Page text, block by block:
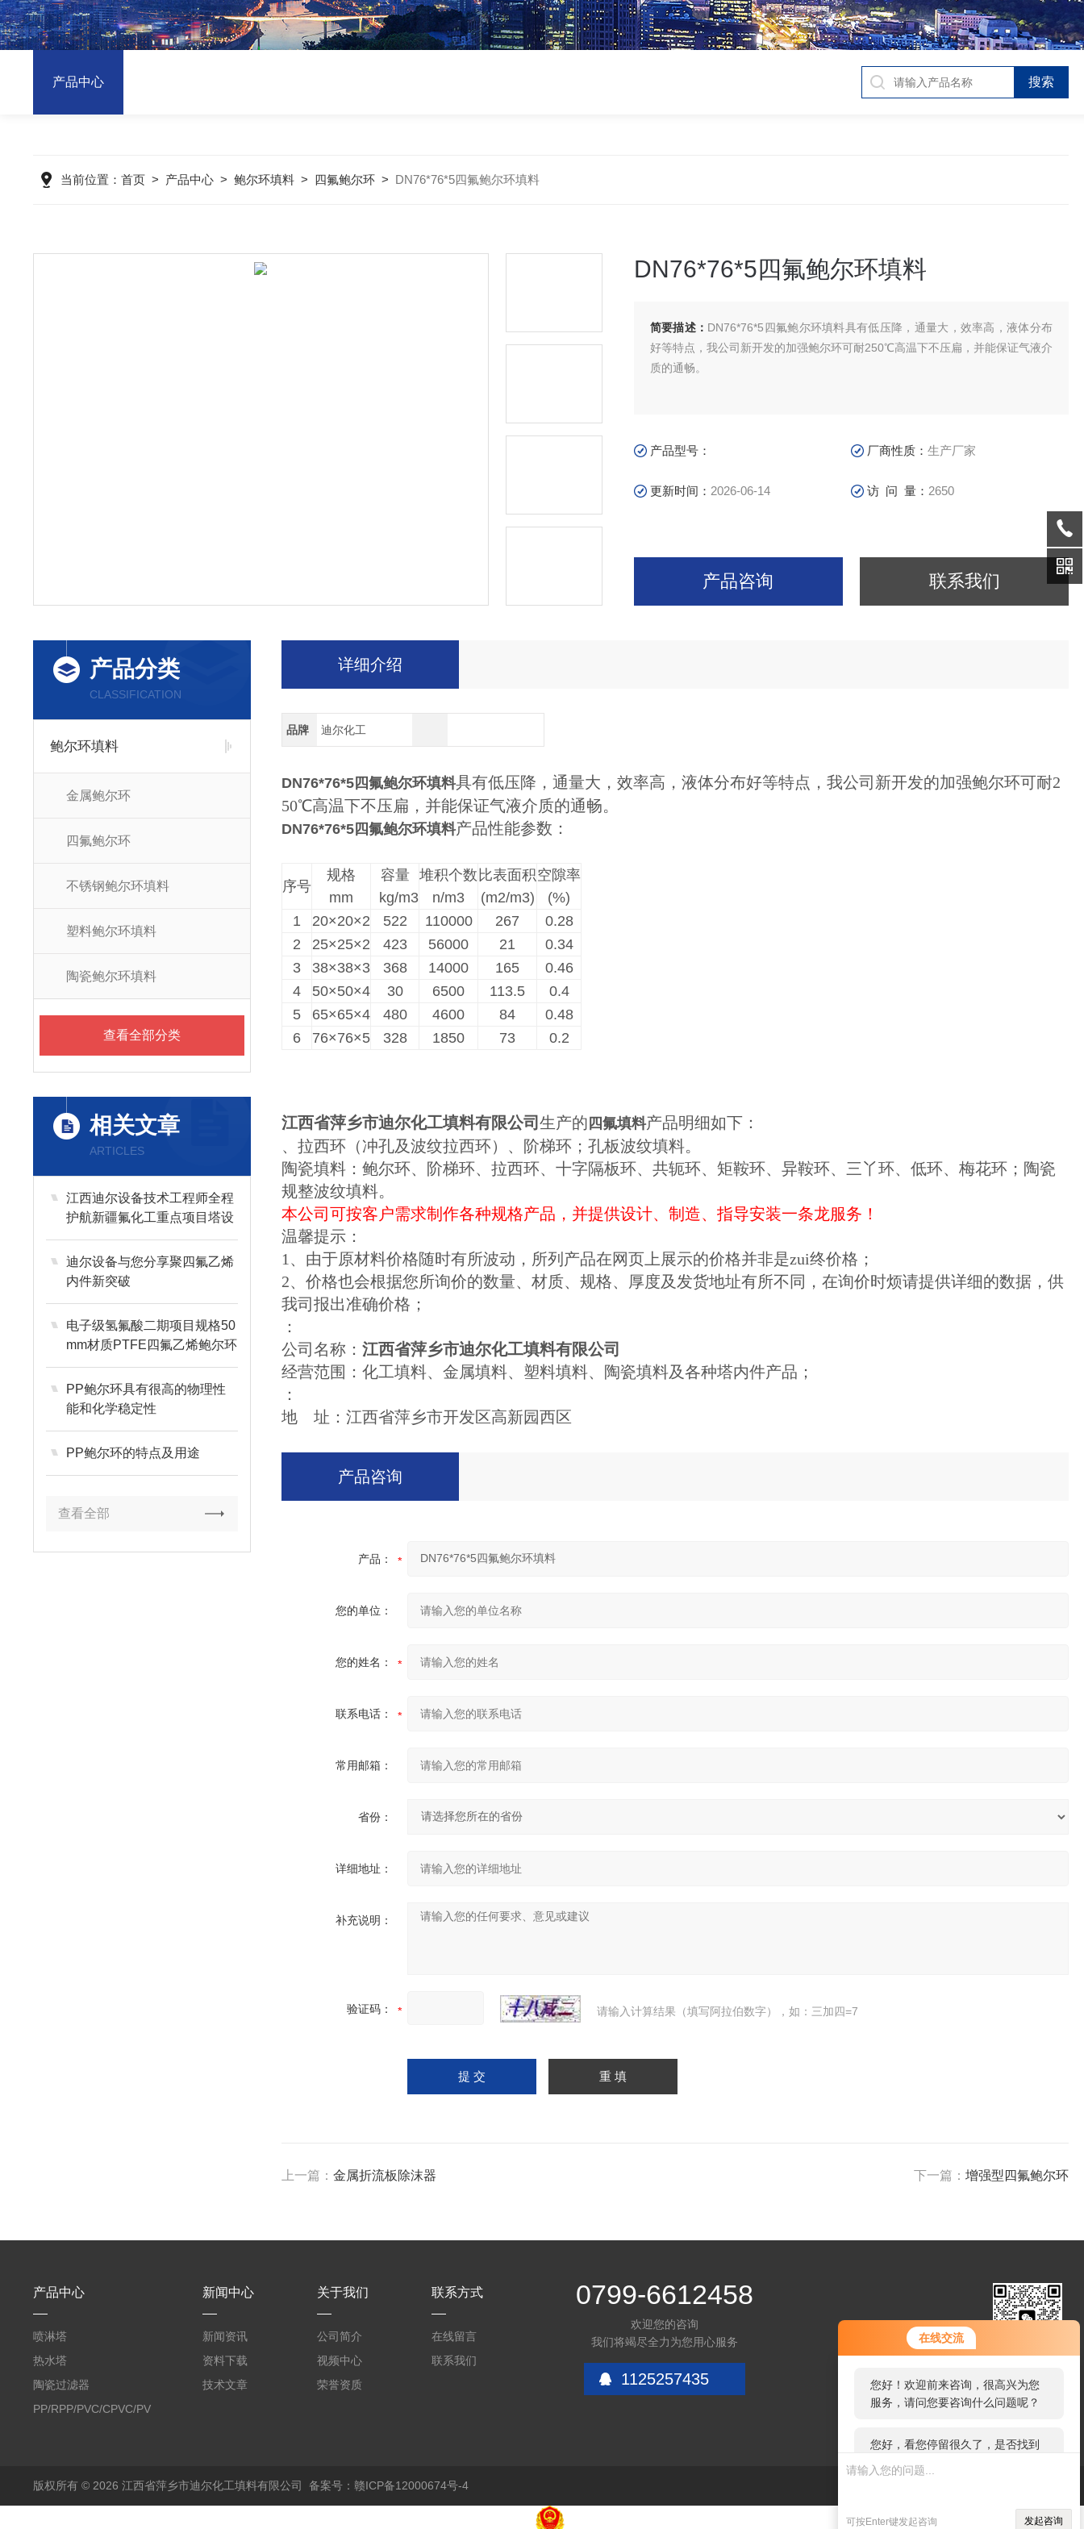
在线交流
您好！欢迎前来咨询，很高兴为您
服务，请问您要咨询什么问题呢？
您好，看您停留很久了，是否找到
了需求产品，您可以直接在线与我
可按Enter键发起咨询 发起咨询
产品中心
当前位置： 首页> 产品中心> 鲍尔环填料> 四氟鲍尔环> DN76*76*5四氟鲍尔环填料
DN76*76*5四氟鲍尔环填料
简要描述： DN76*76*5四氟鲍尔环填料具有低压降，通量大，效率高，液体分布
好等特点，我公司新开发的加强鲍尔环可耐250℃高温下不压扁，并能保证气液介
质的通畅。
产品型号： 厂商性质：生产厂家
更新时间： 2026-06-14 访 问 量： 2650
产品咨询 联系我们
产品分类
CLASSIFICATION
鲍尔环填料
金属鲍尔环
四氟鲍尔环
不锈钢鲍尔环填料
塑料鲍尔环填料
陶瓷鲍尔环填料
查看全部分类
相关文章
ARTICLES
江西迪尔设备技术工程师全程
护航新疆氟化工重点项目塔设
备内件高效安装
迪尔设备与您分享聚四氟乙烯
内件新突破
电子级氢氟酸二期项目规格50
mm材质PTFE四氟乙烯鲍尔环
PP鲍尔环具有很高的物理性
能和化学稳定性
PP鲍尔环的特点及用途
查看全部
详细介绍
品牌 迪尔化工
DN76*76*5四氟鲍尔环填料具有低压降，通量大，效率高，液体分布好等特点，我公司新开发的加强鲍尔环可耐2
50℃高温下不压扁，并能保证气液介质的通畅。
DN76*76*5四氟鲍尔环填料产品性能参数：
序号
规格
mm
容量
kg/m3
堆积个数
n/m3
比表面积
(m2/m3)
空隙率
(%)
1
20×20×2 522 110000 267
0.28
2
25×25×2 423 56000 21
0.34
3
38×38×3 368 14000 165
0.46
4
50×50×4 30 6500 113.5
0.4
5
65×65×4 480 4600 84
0.48
6
76×76×5 328 1850 73 0.2
江西省萍乡市迪尔化工填料有限公司生产的 四氟填料产品明细如下：
、拉西环（冲孔及波纹拉西环）、阶梯环；孔板波纹填料。
陶瓷填料：鲍尔环、阶梯环、拉西环、十字隔板环、共轭环、矩鞍环、异鞍环、三丫环、低环、梅花环；陶瓷
规整波纹填料。
本公司可按客户需求制作各种规格产品，并提供设计、制造、指导安装一条龙服务！
温馨提示：
1、由于原材料价格随时有所波动，所列产品在网页上展示的价格并非是zui终价格；
2、价格也会根据您所询价的数量、材质、规格、厚度及发货地址有所不同，在询价时烦请提供详细的数据，供
我司报出准确价格；
：
公司名称：江西省萍乡市迪尔化工填料有限公司
经营范围：化工填料、金属填料、塑料填料、陶瓷填料及各种塔内件产品；
：
地 址：江西省萍乡市开发区高新园西区
产品咨询
产品：
您的单位：
您的姓名：
联系电话：
常用邮箱：
省份：
详细地址：
补充说明：
验证码： 请输入计算结果（填写阿拉伯数字），如：三加四=7
上一篇：金属折流板除沫器 下一篇： 增强型四氟鲍尔环
产品中心
喷淋塔
热水塔
陶瓷过滤器
PP/RPP/PVC/CPVC/PVDF
新闻中心
新闻资讯
资料下载
技术文章
关于我们
公司简介
视频中心
荣誉资质
联系方式
在线留言
联系我们
0799-6612458
欢迎您的咨询
我们将竭尽全力为您用心服务
1125257435
版权所有 © 2026 江西省萍乡市迪尔化工填料有限公司 备案号：赣ICP备12000674号-4